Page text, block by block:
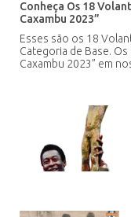
Conheça Os 18
Caxambu 2023”
Esses são os 18
Categoria de Base.
Caxambu 2023” em